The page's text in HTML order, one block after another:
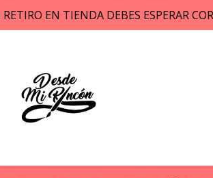
EN TIENDA DEBES ESPERAR